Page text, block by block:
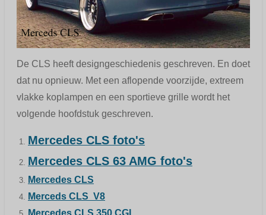
De CLS heeft designgeschiedenis geschreven. En doet
dat nu opnieuw. Met een aflopende voorzijde, extreem
vlakke koplampen en een sportieve grille wordt het
volgende hoofdstuk geschreven.
Mercedes CLS foto's
Mercedes CLS 63 AMG foto's
Mercedes CLS
Merceds CLS V8